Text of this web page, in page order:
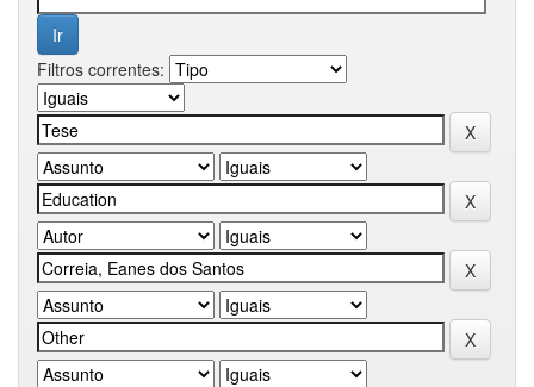
Filtros correntes: